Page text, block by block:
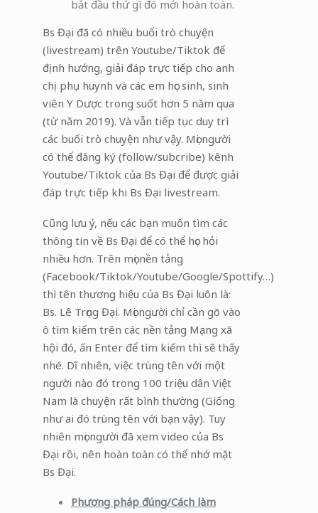
bắt đầu thứ gì đó mới hoàn toàn.
Bs Đại đã có nhiều buổi trò chuyện
(livestream) trên Youtube/Tiktok để
định hướng, giải đáp trực tiếp cho anh
chị phụ huynh và các em học sinh, sinh
viên Y Dược trong suốt hơn 5 năm qua
(từ năm 2019). Và vẫn tiếp tục duy trì
các buổi trò chuyện như vậy. Mọi người
có thể đăng ký (follow/subcribe) kênh
Youtube/Tiktok của Bs Đại để được giải
đáp trực tiếp khi Bs Đại livestream.
Cũng lưu ý, nếu các bạn muốn tìm các
thông tin về Bs Đại để có thể học hỏi
nhiều hơn. Trên mọi nền tảng
(Facebook/Tiktok/Youtube/Google/Spottify…)
thì tên thương hiệu của Bs Đại luôn là:
Bs. Lê Trọng Đại. Mọi người chỉ cần gõ vào
ô tìm kiếm trên các nền tảng Mạng xã
hội đó, ấn Enter để tìm kiếm thì sẽ thấy
nhé. Dĩ nhiên, việc trùng tên với một
người nào đó trong 100 triệu dân Việt
Nam là chuyện rất bình thường (Giống
như ai đó trùng tên với bạn vậy). Tuy
nhiên mọi người đã xem video của Bs
Đại rồi, nên hoàn toàn có thể nhớ mặt
Bs Đại.
Phương pháp đúng/Cách làm